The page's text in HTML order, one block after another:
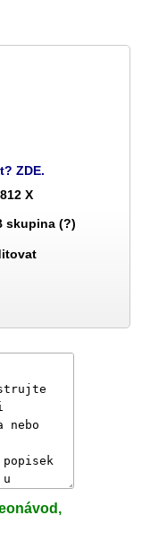
ZDE.
X
skupina (?)